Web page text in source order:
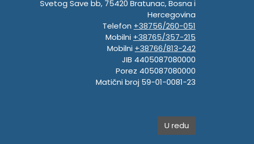
Svetog Save bb, 75420 Bratunac, Bosna i
Hercegovina
Telefon +38756/260-051
Mobilni +38765/357-215
Mobilni +38766/813-242
JIB 4405087080000
Porez 405087080000
Matični broj 59-01-0081-23
U redu